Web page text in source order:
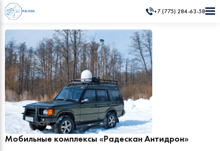
+7 (775) 284-63-58
Мобильные комплексы «Радескан Антидрон»